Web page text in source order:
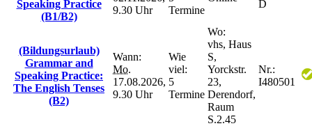
Speaking Practice
(B1/B2)
9.30 Uhr
Termine
D
(Bildungsurlaub)
Grammar and
Speaking Practice:
The English Tenses
(B2)
Wann:
Mo.
17.08.2026,
9.30 Uhr
Wie
viel:
5
Termine
Wo:
vhs, Haus
S,
Yorckstr.
23,
Derendorf,
Raum
S.2.45
Nr.:
I480501